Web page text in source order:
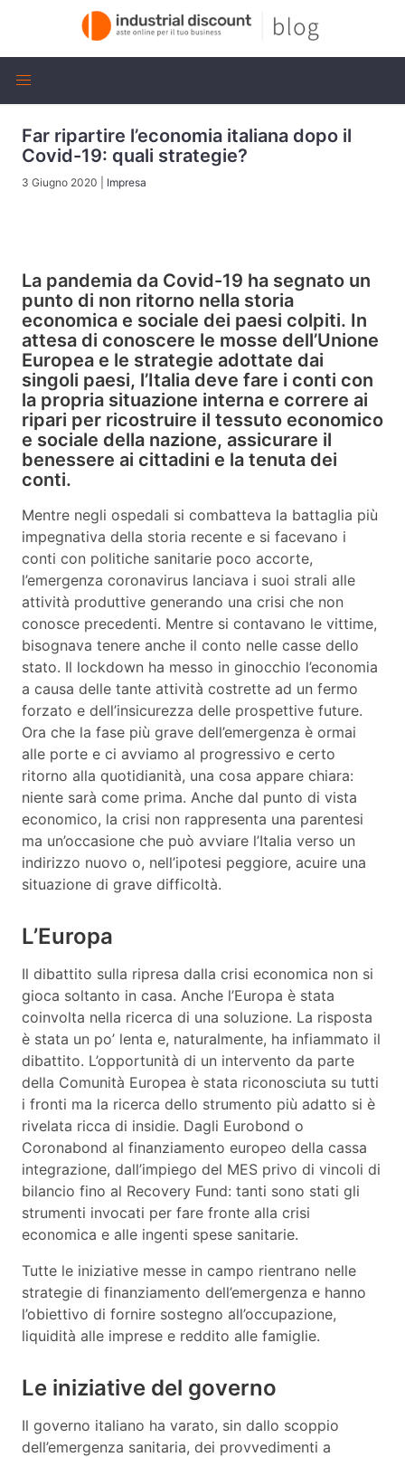
Far ripartire l’economia italiana dopo il
Covid-19: quali strategie?
3 Giugno 2020 Impresa
La pandemia da Covid-19 ha segnato un
punto di non ritorno nella storia
economica e sociale dei paesi colpiti. In
attesa di conoscere le mosse dell’Unione
Europea e le strategie adottate dai
singoli paesi, l’Italia deve fare i conti con
la propria situazione interna e correre ai
ripari per ricostruire il tessuto economico
e sociale della nazione, assicurare il
benessere ai cittadini e la tenuta dei
conti.
Mentre negli ospedali si combatteva la battaglia più
impegnativa della storia recente e si facevano i
conti con politiche sanitarie poco accorte,
l’emergenza coronavirus lanciava i suoi strali alle
attività produttive generando una crisi che non
conosce precedenti. Mentre si contavano le vittime,
bisognava tenere anche il conto nelle casse dello
stato. Il lockdown ha messo in ginocchio l’economia
a causa delle tante attività costrette ad un fermo
forzato e dell’insicurezza delle prospettive future.
Ora che la fase più grave dell’emergenza è ormai
alle porte e ci avviamo al progressivo e certo
ritorno alla quotidianità, una cosa appare chiara:
niente sarà come prima. Anche dal punto di vista
economico, la crisi non rappresenta una parentesi
ma un’occasione che può avviare l’Italia verso un
indirizzo nuovo o, nell’ipotesi peggiore, acuire una
situazione di grave difficoltà.
L’Europa
Il dibattito sulla ripresa dalla crisi economica non si
gioca soltanto in casa. Anche l’Europa è stata
coinvolta nella ricerca di una soluzione. La risposta
è stata un po’ lenta e, naturalmente, ha infiammato il
dibattito. L’opportunità di un intervento da parte
della Comunità Europea è stata riconosciuta su tutti
i fronti ma la ricerca dello strumento più adatto si è
rivelata ricca di insidie. Dagli Eurobond o
Coronabond al finanziamento europeo della cassa
integrazione, dall’impiego del MES privo di vincoli di
bilancio fino al Recovery Fund: tanti sono stati gli
strumenti invocati per fare fronte alla crisi
economica e alle ingenti spese sanitarie.
Tutte le iniziative messe in campo rientrano nelle
strategie di finanziamento dell’emergenza e hanno
l’obiettivo di fornire sostegno all’occupazione,
liquidità alle imprese e reddito alle famiglie.
Le iniziative del governo
Il governo italiano ha varato, sin dallo scoppio
dell’emergenza sanitaria, dei provvedimenti a